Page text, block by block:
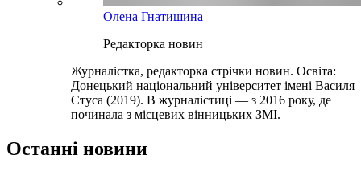
Олена Гнатишина
Редакторка новин
Журналістка, редакторка стрічки новин. Освіта:
Донецький національний університет імені Василя
Стуса (2019). В журналістиці — з 2016 року, де
починала з місцевих вінницьких ЗМІ.
Останні новини